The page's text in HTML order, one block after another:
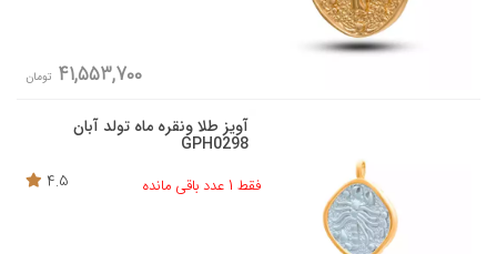
41,553,700 تومان
آویز طلا ونقره ماه تولد آبان
GPH0298
فقط 1 عدد باقی مانده
4.5